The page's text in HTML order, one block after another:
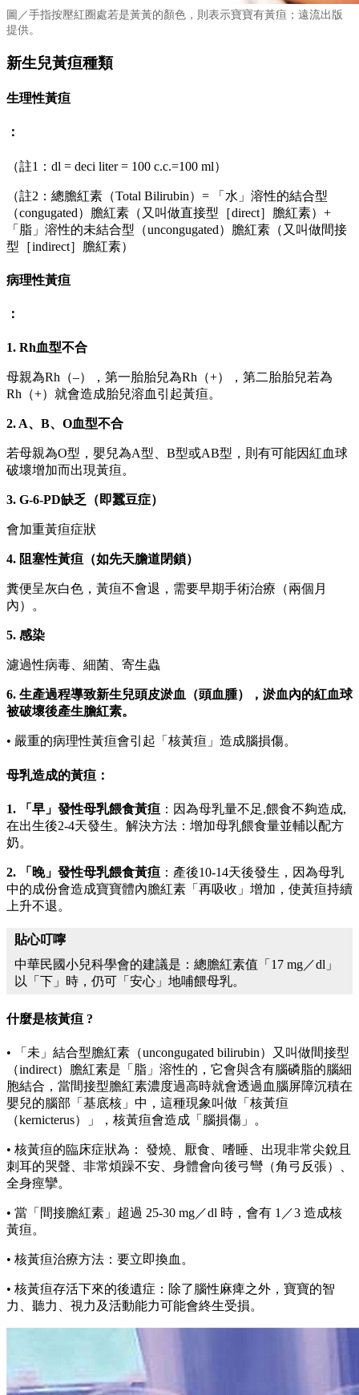
圖／手指按壓紅圈處若是黃黃的顏色，則表示寶寶有黃疸；遠流出版
提供。
新生兒黃疸種類
生理性黃疸
：
（註1：dl = deci liter = 100 c.c.=100 ml）
（註2：總膽紅素（Total Bilirubin）= 「水」溶性的結合型
（congugated）膽紅素（又叫做直接型［direct］膽紅素）+
「脂」溶性的未結合型（uncongugated）膽紅素（又叫做間接
型［indirect］膽紅素）
病理性黃疸
：
1. Rh血型不合
母親為Rh（–），第一胎胎兒為Rh（+），第二胎胎兒若為
Rh（+）就會造成胎兒溶血引起黃疸。
2. A、B、O血型不合
若母親為O型，嬰兒為A型、B型或AB型，則有可能因紅血球
破壞增加而出現黃疸。
3. G-6-PD缺乏（即蠶豆症）
會加重黃疸症狀
4. 阻塞性黃疸（如先天膽道閉鎖）
糞便呈灰白色，黃疸不會退，需要早期手術治療（兩個月
內）。
5. 感染
濾過性病毒、細菌、寄生蟲
6. 生產過程導致新生兒頭皮淤血（頭血腫），淤血內的紅血球
被破壞後產生膽紅素。
• 嚴重的病理性黃疸會引起「核黃疸」造成腦損傷。
母乳造成的黃疸：
1. 「早」發性母乳餵食黃疸 ：因為母乳量不足,餵食不夠造成,
在出生後2-4天發生。解決方法：增加母乳餵食量並輔以配方
奶。
2. 「晚」發性母乳餵食黃疸 ：產後10-14天後發生，因為母乳
中的成份會造成寶寶體內膽紅素「再吸收」增加，使黃疸持續
上升不退。
貼心叮嚀
中華民國小兒科學會的建議是：總膽紅素值「17 mg／dl」
以「下」時，仍可「安心」地哺餵母乳。
什麼是核黃疸 ?
• 「未」結合型膽紅素（uncongugated bilirubin）又叫做間接型
（indirect）膽紅素是「脂」溶性的，它會與含有腦磷脂的腦細
胞結合，當間接型膽紅素濃度過高時就會透過血腦屏障沉積在
嬰兒的腦部「基底核」中，這種現象叫做「核黃疸
（kernicterus）」，核黃疸會造成「腦損傷」。
• 核黃疸的臨床症狀為： 發燒、厭食、嗜睡、出現非常尖銳且
刺耳的哭聲、非常煩躁不安、身體會向後弓彎（角弓反張）、
全身痙攣。
• 當「間接膽紅素」超過 25-30 mg／dl 時，會有 1／3 造成核
黃疸。
• 核黃疸治療方法：要立即換血。
• 核黃疸存活下來的後遺症：除了腦性麻痺之外，寶寶的智
力、聽力、視力及活動能力可能會終生受損。